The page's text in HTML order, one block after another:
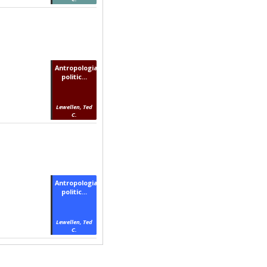
Antropologia
politic...
Lewellen, Ted
C.
Antropologia
politic...
Lewellen, Ted
C.